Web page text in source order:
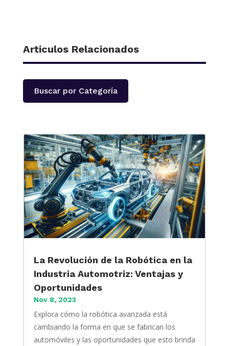
Articulos Relacionados
Buscar por Categoría
La Revolución de la Robótica en la
Industria Automotriz: Ventajas y
Oportunidades
Nov 8, 2023
Explora cómo la robótica avanzada está
cambiando la forma en que se fabrican los
automóviles y las oportunidades que esto brinda